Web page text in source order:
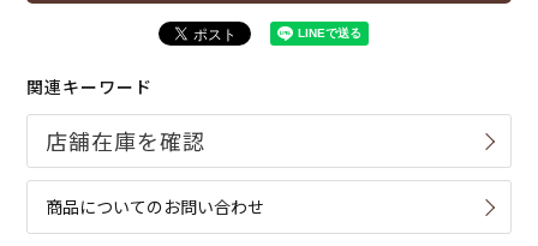
関連キーワード
商品についてのお問い合わせ